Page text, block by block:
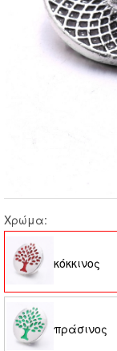
Χρώμα:
κόκκινος
πράσινος